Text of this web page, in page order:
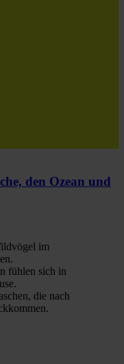
den Ozean und
im
fühlen sich in
die nach